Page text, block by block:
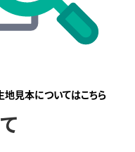
地見本についてはこちら